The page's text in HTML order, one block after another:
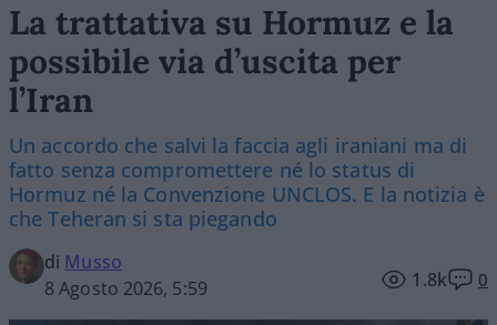
La trattativa su Hormuz e la
possibile via d’uscita per
l’Iran
Un accordo che salvi la faccia agli iraniani ma di
fatto senza compromettere né lo status di
Hormuz né la Convenzione UNCLOS. E la notizia è
che Teheran si sta piegando
di Musso
8 Agosto 2026, 5:59
1.8k 0